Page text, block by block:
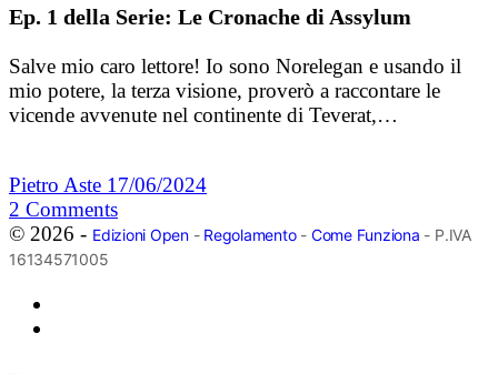
Ep. 1 della Serie: Le Cronache di Assylum
Salve mio caro lettore! Io sono Norelegan e usando il
mio potere, la terza visione, proverò a raccontare le
vicende avvenute nel continente di Teverat,…
Pietro Aste 17/06/2024
2 Comments
© 2026 - Edizioni Open- Regolamento- Come Funziona - P.IVA
16134571005